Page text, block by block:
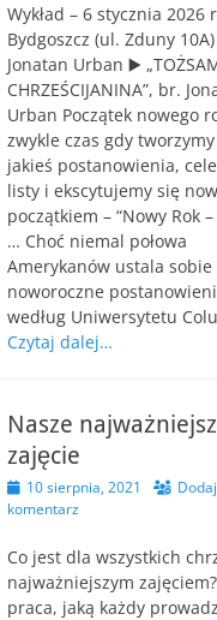
Wykład – 6 stycznia 2026
Bydgoszcz (ul. Zduny
Jonatan Urban ▶️
CHRZEŚCIJANINA”, br.
Urban Początek nowego
zwykle czas gdy
jakieś postanowienia,
listy i ekscytujemy się
początkiem – “Nowy Rok –
… Choć niemal połowa
Amerykanów ustala sobie
noworoczne
według Uniwersytetu
Czytaj dalej…
Nasze
zajęcie
Opublikowano
10 sierpnia, 2021
Dodaj
komentarz
Co jest dla wszystkich
najważniejszym
praca, jaką każdy